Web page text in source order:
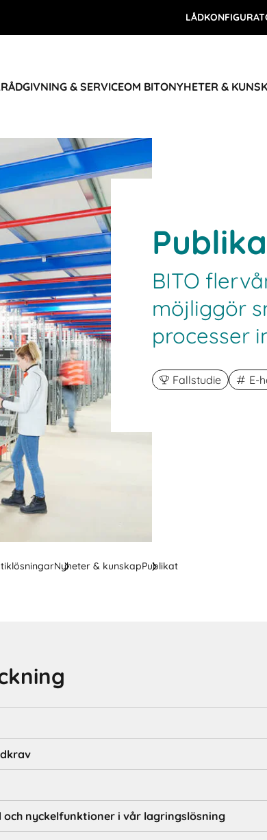
RÅDGIVNING & SERVICEOM BITONYHETER &
BITO
möjliggör
processer
Fallstudie E-
Nyheter & kunskapPublikat
och nyckelfunktioner i vår lagringslösning